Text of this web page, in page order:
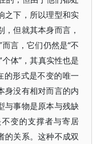
之下，所以理型和实
但就其本身而言，
言，它们仍然是“不
体”，其真实性也是
的形式是不变的唯一
身没有相对而言的内
与事物是原本与残缺
变的支撑者与寄居
的关系。这种不成双